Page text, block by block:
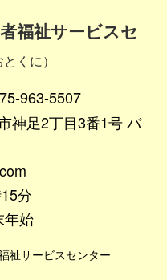
福祉サービスセ
くに）
963-5507
神足2丁目3番1号 バ
分
年始
祉サービスセンター